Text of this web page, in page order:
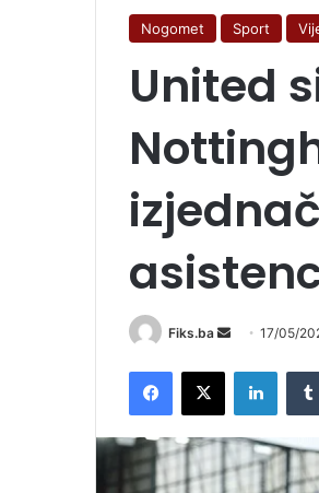
Nogomet Sport
United
Fiks.ba
Send
email
17/05/
Facebook
X